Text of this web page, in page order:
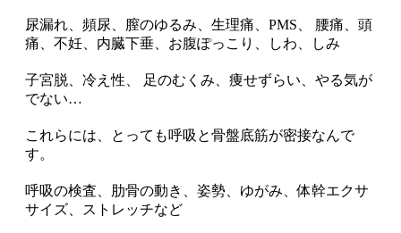
尿漏れ、頻尿、膣のゆるみ、生理痛、PMS、 腰痛、頭
痛、不妊、内臓下垂、お腹ぽっこり、しわ、しみ
子宮脱、冷え性、 足のむくみ、痩せずらい、やる気が
でない…
これらには、とっても呼吸と骨盤底筋が密接なんで
す。
呼吸の検査、肋骨の動き、姿勢、ゆがみ、体幹エクサ
サイズ、ストレッチなど